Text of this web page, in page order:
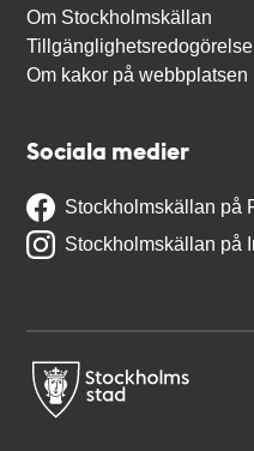
Om Stockholmskällan
Tillgänglighetsredogörelse
Om kakor på webbplatsen
Sociala medier
Stockholmskällan på
Stockholmskällan på